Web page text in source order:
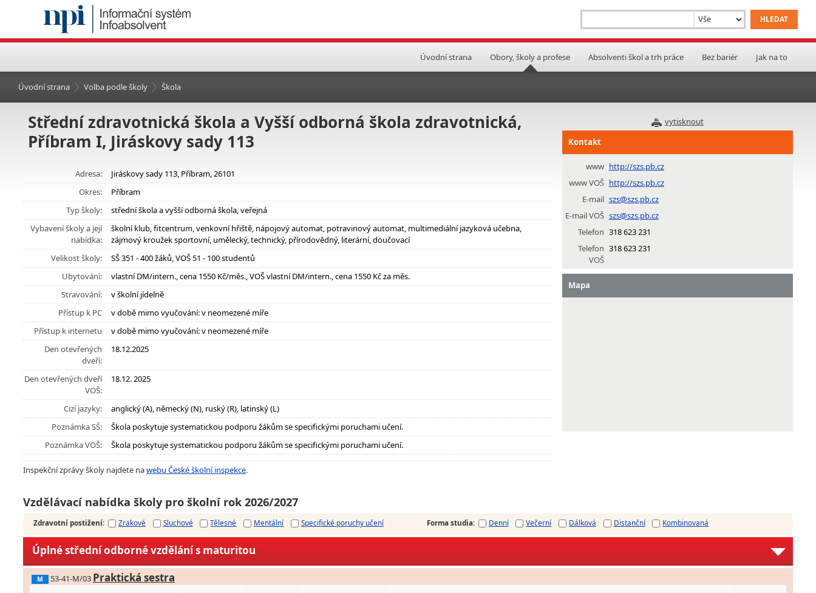
Úvodní strana Obory, školy a profese Absolventi škol a trh práce Bez bariér Jak na to
Úvodní strana Volba podle školy Škola
vytisknout
Střední zdravotnická škola a Vyšší odborná škola zdravotnická,
Příbram I, Jiráskovy sady 113
Adresa:
Jiráskovy sady 113, Příbram, 26101
Okres:
Příbram
Typ školy:
střední škola a vyšší odborná škola, veřejná
Vybavení školy a její
nabídka:
školní klub, fitcentrum, venkovní hřiště, nápojový automat, potravinový automat, multimediální jazyková učebna,
zájmový kroužek sportovní, umělecký, technický, přírodovědný, literární, doučovací
Velikost školy:
SŠ 351 - 400 žáků, VOŠ 51 - 100 studentů
Ubytování:
vlastní DM/intern., cena 1550 Kč/měs., VOŠ vlastní DM/intern., cena 1550 Kč za měs.
Stravování:
v školní jídelně
Přístup k PC
v době mimo vyučování: v neomezené míře
Přístup k internetu
v době mimo vyučování: v neomezené míře
Den otevřených
dveří:
18.12.2025
Den otevřených dveří
VOŠ:
18.12. 2025
Cizí jazyky:
anglický (A), německý (N), ruský (R), latinský (L)
Poznámka SŠ:
Škola poskytuje systematickou podporu žákům se specifickými poruchami učení.
Poznámka VOŠ:
Škola poskytuje systematickou podporu žákům se specifickými poruchami učení.
Inspekční zprávy školy najdete nawebu České školní inspekce.
Kontakt
www http://szs.pb.cz
www VOŠ http://szs.pb.cz
E-mail szs@szs.pb.cz
E-mail VOŠ szs@szs.pb.cz
Telefon 318 623 231
Telefon
VOŠ
318 623 231
Mapa
Vzdělávací nabídka školy pro školní rok 2026/2027
Zdravotní postižení: Zrakové Sluchové Tělesné Mentální Specifické poruchy učení Forma studia: Denní Večerní Dálková Distanční Kombinovaná
Úplné střední odborné vzdělání s maturitou
M 53-41-M/03 Praktická sestra